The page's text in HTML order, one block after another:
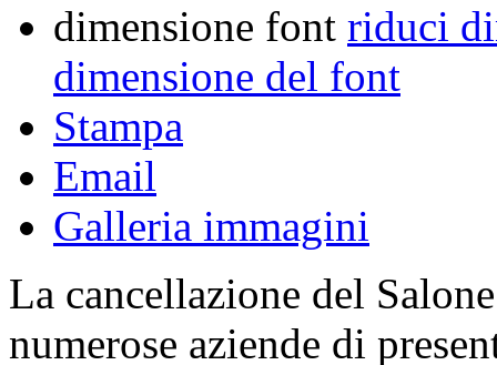
dimensione font riduci
dimensione del font
Stampa
Email
Galleria immagini
La cancellazione del
numerose aziende di